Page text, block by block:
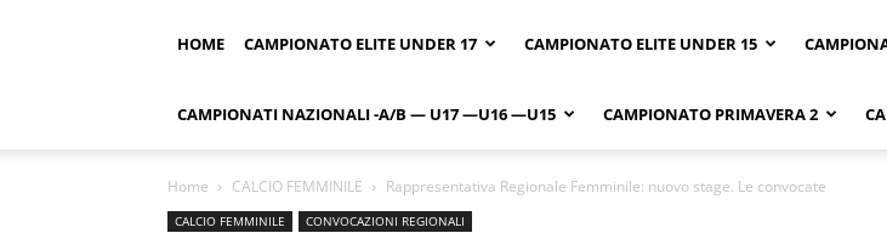
HOME CAMPIONATO ELITE UNDER 17 CAMPIONATO ELITE UNDER 15
CAMPIONATI NAZIONALI -A/B — U17 —U16 —U15 CAMPIONATO PRIMAVERA 2
Home CALCIO FEMMINILE Rappresentativa Regionale Femminile: nuovo stage. Le convocate
CALCIO FEMMINILE CONVOCAZIONI REGIONALI